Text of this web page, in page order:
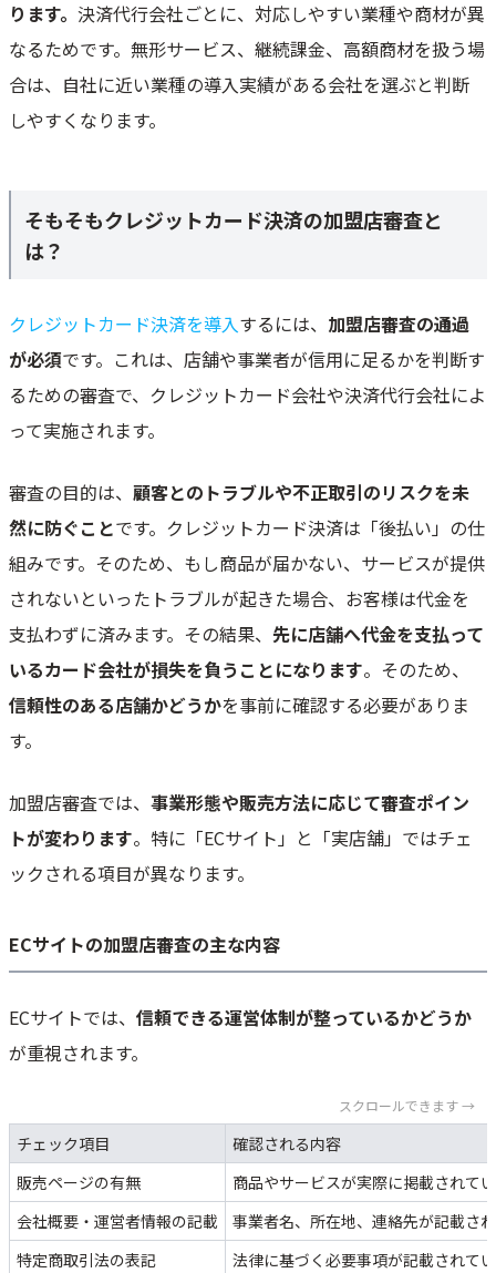
ります。 決済代行会社ごとに、対応しやすい業種や商材が異
なるためです。無形サービス、継続課金、高額商材を扱う場
合は、自社に近い業種の導入実績がある会社を選ぶと判断
しやすくなります。
そもそもクレジットカード決済の加盟店審査と
は？
クレジットカード決済を導入するには、 加盟店審査の通過
が必須です。これは、店舗や事業者が信用に足るかを判断す
るための審査で、クレジットカード会社や決済代行会社によ
って実施されます。
審査の目的は、 顧客とのトラブルや不正取引のリスクを未
然に防ぐことです。クレジットカード決済は「後払い」の仕
組みです。そのため、もし商品が届かない、サービスが提供
されないといったトラブルが起きた場合、お客様は代金を
支払わずに済みます。その結果、 先に店舗へ代金を支払って
いるカード会社が損失を負うことになります。そのため、
信頼性のある店舗かどうかを事前に確認する必要がありま
す。
加盟店審査では、 事業形態や販売方法に応じて審査ポイン
トが変わります。特に「ECサイト」と「実店舗」ではチェ
ックされる項目が異なります。
ECサイトの加盟店審査の主な内容
ECサイトでは、 信頼できる運営体制が整っているかどうか
が重視されます。
スクロールできます →
チェック項目
確認される内容
販売ページの有無
商品やサービスが実際に掲載されて
会社概要・運営者情報の記載
事業者名、所在地、連絡先が記載さ
特定商取引法の表記
法律に基づく必要事項が記載されて